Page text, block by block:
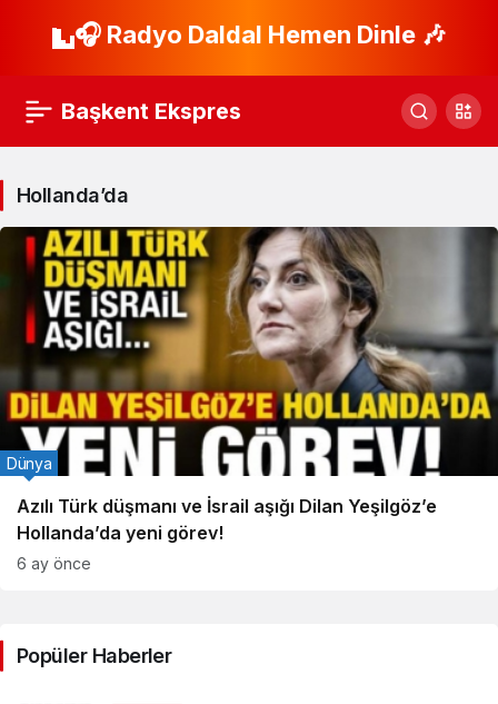
🎧 Radyo Daldal Hemen Dinle 🎶
Başkent Ekspres
Hollanda’da
Azılı Türk düşmanı ve İsrail aşığı Dilan Yeşilgöz’e
Hollanda’da yeni görev!
Dünya
6 ay önce
Popüler Haberler